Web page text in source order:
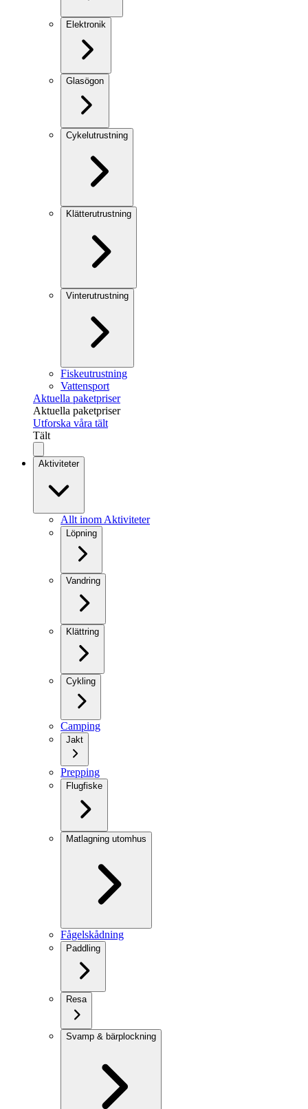
Elektronik
Glasögon
Cykelutrustning
Klätterutrustning
Vinterutrustning
Fiskeutrustning
Vattensport
Aktuella paketpriser
Aktuella paketpriser
Utforska våra tält
Tält
Aktiviteter
Allt inom Aktiviteter
Löpning
Vandring
Klättring
Cykling
Camping
Jakt
Prepping
Flugfiske
Matlagning utomhus
Fågelskådning
Paddling
Resa
Svamp & bärplockning